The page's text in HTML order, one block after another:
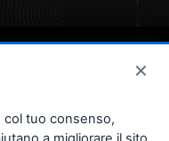
. All rights reserved
×
col tuo consenso,